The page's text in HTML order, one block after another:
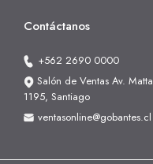
Contáctanos
+562 2690 0000
Salón de Ventas Av. Matta
1195, Santiago
ventasonline@gobantes.cl